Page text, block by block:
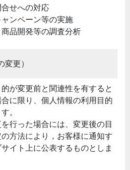
せへの対応
ンペーン等の実施
品開発等の調査分析
更）
的が変更前と関連性を有すると
に限り、個人情報の利用目的
。
を行った場合には、変更後の目
方法により，お客様に通知す
イト上に公表するものとしま